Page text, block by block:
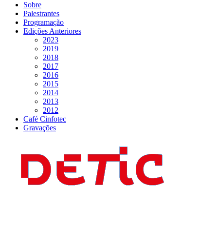
Sobre
Palestrantes
Programação
Edições Anteriores
2023
2019
2018
2017
2016
2015
2014
2013
2012
Café Cinfotec
Gravações